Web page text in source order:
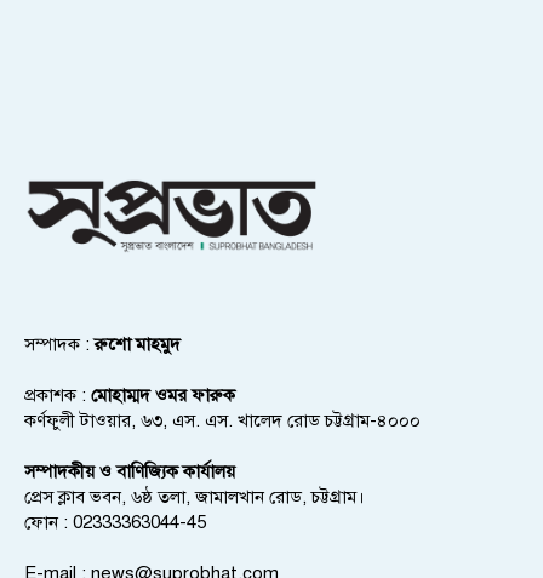
সম্পাদক :রুশো মাহমুদ
প্রকাশক : মোহাম্মদ ওমর ফারুক
কর্ণফুলী টাওয়ার, ৬৩, এস. এস. খালেদ রোড চট্টগ্রাম-৪০০০
সম্পাদকীয় ও বাণিজ্যিক কার্যালয়
প্রেস ক্লাব ভবন, ৬ষ্ঠ তলা, জামালখান রোড, চট্টগ্রাম।
ফোন : 02333363044-45